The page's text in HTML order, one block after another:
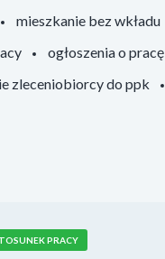
mieszkanie bez wkładu
ogłoszenia o pracę
zleceniobiorcy do ppk
PRACY